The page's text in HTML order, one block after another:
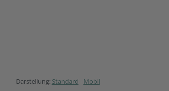
Darstellung: Standard - Mobil